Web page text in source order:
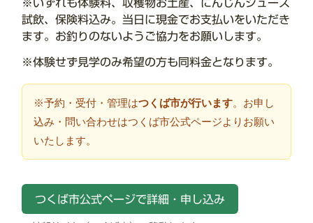
※いずれも体験料、収穫物お土産、にんじんジュース
試飲、保険料込み。当日に現金でお支払いをいただき
ます。お釣りのないようご協力をお願いします。
※体験せず見学のみ希望の方も同料金となります。
※予約・受付・管理はつくば市が行います。お申し
込み・問い合わせはつくば市公式ページよりお願い
いたします。
つくば市公式ページで詳細・申し込み